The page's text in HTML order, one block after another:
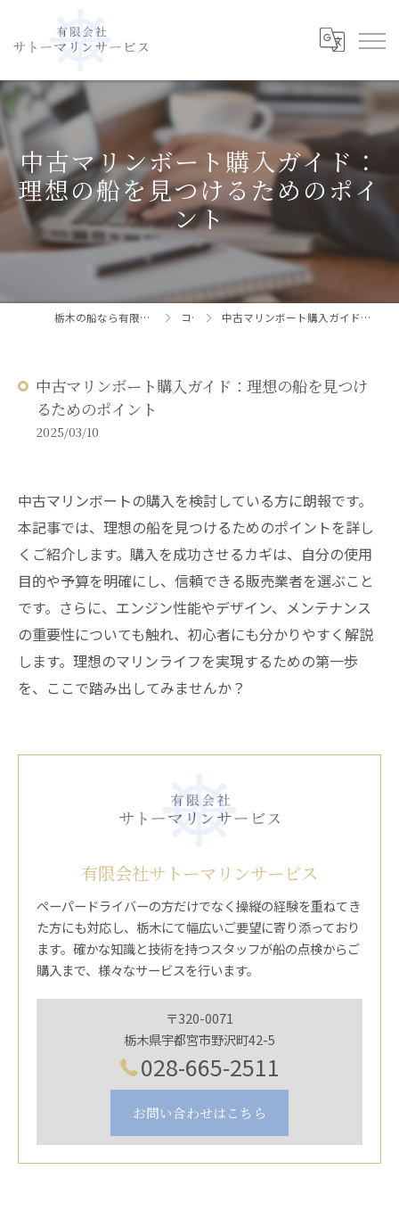
中古マリンボート購入ガイド：
理想の船を見つけるためのポイ
ント
栃木の船なら有限会社サトーマリンサービス コラム 中古マリンボート購入ガイド：理想の船を見つけるためのポイント
中古マリンボート購入ガイド：理想の船を見つけ
るためのポイント
2025/03/10
中古マリンボートの購入を検討している方に朗報です。
本記事では、理想の船を見つけるためのポイントを詳し
くご紹介します。購入を成功させるカギは、自分の使用
目的や予算を明確にし、信頼できる販売業者を選ぶこと
です。さらに、エンジン性能やデザイン、メンテナンス
の重要性についても触れ、初心者にも分かりやすく解説
します。理想のマリンライフを実現するための第一歩
を、ここで踏み出してみませんか？
有限会社サトーマリンサービス
ペーパードライバーの方だけでなく操縦の経験を重ねてき
た方にも対応し、栃木にて幅広いご要望に寄り添っており
ます。確かな知識と技術を持つスタッフが船の点検からご
購入まで、様々なサービスを行います。
〒320-0071
栃木県宇都宮市野沢町42-5
028-665-2511
お問い合わせはこちら